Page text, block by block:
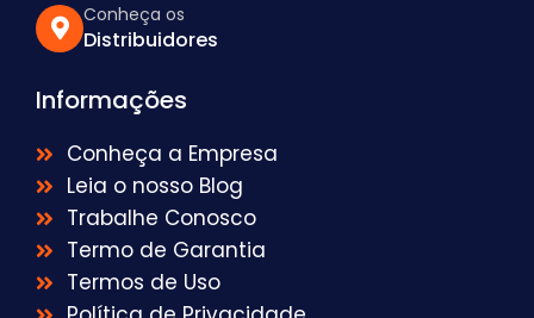
Conheça os
Distribuidores
Informações
Conheça a Empresa
Leia o nosso Blog
Trabalhe Conosco
Termo de Garantia
Termos de Uso